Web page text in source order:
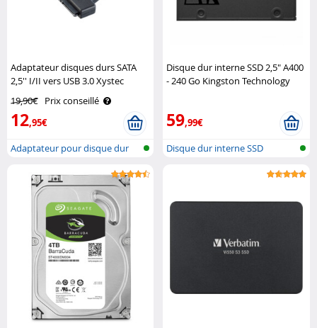
Adaptateur disques durs SATA
2,5'' I/II vers USB 3.0 Xystec
19,90€ Prix conseillé
12,95€
Adaptateur pour disque dur
Disque dur interne SSD 2,5" A400
- 240 Go Kingston Technology
59,99€
Disque dur interne SSD